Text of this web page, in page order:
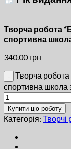
Творча робота
спортивна
340.00грн
Творча
спортивна школа
Купити цю роботу
Категорія: Творчі